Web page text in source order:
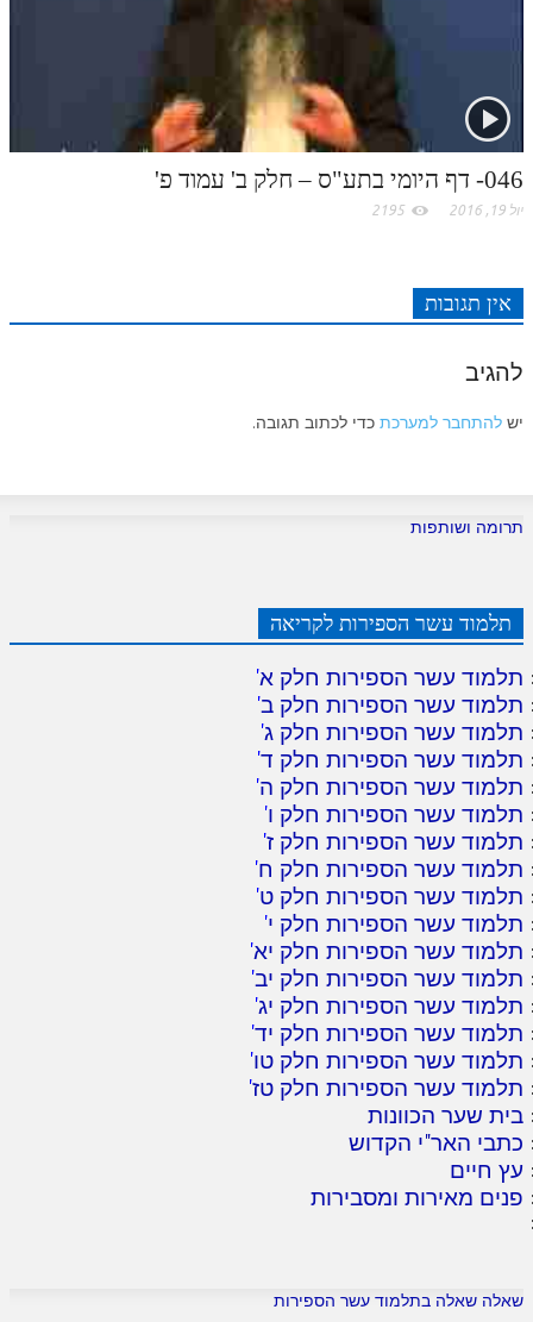
046- דף היומי בתע"ס – חלק ב' עמוד פ'
יול 19, 2016 2195
אין תגובות
להגיב
יש להתחבר למערכת כדי לכתוב תגובה.
תרומה ושותפות
תלמוד עשר הספירות לקריאה
תלמוד עשר הספירות חלק א'
תלמוד עשר הספירות חלק ב'
תלמוד עשר הספירות חלק ג'
תלמוד עשר הספירות חלק ד'
תלמוד עשר הספירות חלק ה'
תלמוד עשר הספירות חלק ו'
תלמוד עשר הספירות חלק ז'
תלמוד עשר הספירות חלק ח'
תלמוד עשר הספירות חלק ט'
תלמוד עשר הספירות חלק י'
תלמוד עשר הספירות חלק יא'
תלמוד עשר הספירות חלק יב'
תלמוד עשר הספירות חלק יג'
תלמוד עשר הספירות חלק יד'
תלמוד עשר הספירות חלק טו'
תלמוד עשר הספירות חלק טז'
בית שער הכוונות
כתבי האר"י הקדוש
עץ חיים
פנים מאירות ומסבירות
שאלה שאלה בתלמוד עשר הספירות